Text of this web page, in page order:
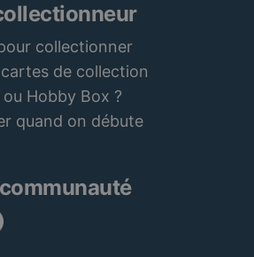
collectionner
de collection
Hobby Box ?
quand on débute